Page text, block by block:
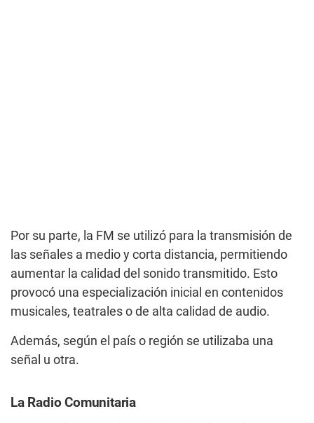
Por su parte, la FM se utilizó para la transmisión de
las señales a medio y corta distancia, permitiendo
aumentar la calidad del sonido transmitido. Esto
provocó una especialización inicial en contenidos
musicales, teatrales o de alta calidad de audio.
Además, según el país o región se utilizaba una
señal u otra.
La Radio Comunitaria